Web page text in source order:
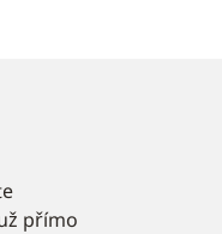
přímo